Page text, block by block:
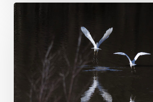
natures
ViVes
(5)